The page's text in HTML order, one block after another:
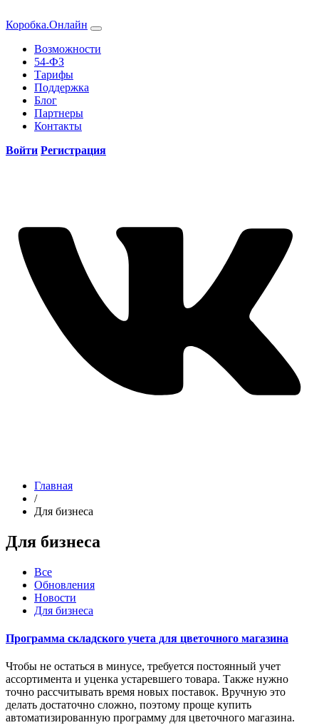
Коробка.Онлайн
Возможности
54-ФЗ
Тарифы
Поддержка
Блог
Партнеры
Контакты
Войти Регистрация
Главная
/
Для бизнеса
Для бизнеса
Все
Обновления
Новости
Для бизнеса
Программа складского учета для цветочного магазина
Чтобы не остаться в минусе, требуется постоянный учет
ассортимента и уценка устаревшего товара. Также нужно
точно рассчитывать время новых поставок. Вручную это
делать достаточно сложно, поэтому проще купить
автоматизированную программу для цветочного магазина.